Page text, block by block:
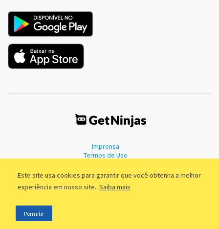
Este site usa cookies para garantir que você obtenha a melhor
experiência em nosso site. Saiba mais
Permitir
Imprensa
Termos de Uso
©2011 - 2026, GetNinjas LTDA. CNPJ 55.744.877/0001-89 - Rua Dr.
Fernandes Coelho, 85 - 3º andar - São Paulo/SP - Brasil